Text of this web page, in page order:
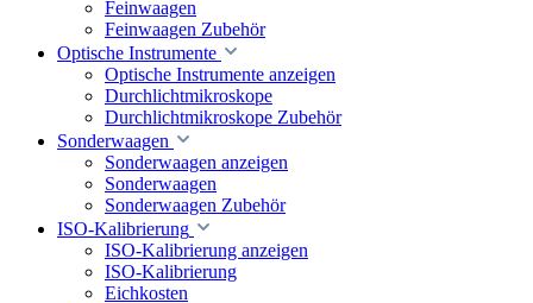
Feinwaagen
Feinwaagen Zubehör
Optische Instrumente
Optische Instrumente anzeigen
Durchlichtmikroskope
Durchlichtmikroskope Zubehör
Sonderwaagen
Sonderwaagen anzeigen
Sonderwaagen
Sonderwaagen Zubehör
ISO-Kalibrierung
ISO-Kalibrierung anzeigen
ISO-Kalibrierung
Eichkosten